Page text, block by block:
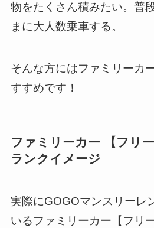
物をたくさん積みたい。普
まに大人数乗車する。
そんな方にはファミリーカ
すすめです！
ファミリーカー 【フリ
ランクイメージ
実際にGOGOマンスリーレ
いるファミリーカー【フリ